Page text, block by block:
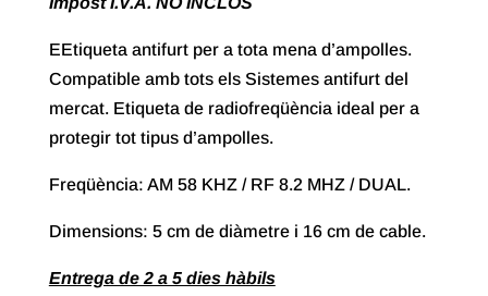
EEtiqueta antifurt per a tota mena d’ampolles.
Compatible amb tots els Sistemes antifurt del
mercat. Etiqueta de radiofreqüència ideal per a
protegir tot tipus d’ampolles.
Freqüència: AM 58 KHZ / RF 8.2 MHZ / DUAL.
Dimensions: 5 cm de diàmetre i 16 cm de cable.
Entrega de 2 a 5 dies hàbils